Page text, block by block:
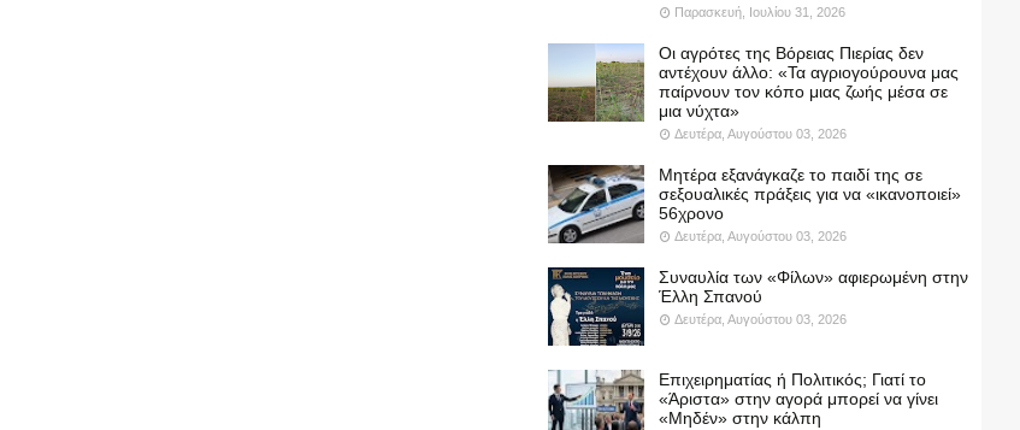
Παρασκευή, Ιουλίου 31, 2026
Οι αγρότες της Βόρειας Πιερίας δεν
αντέχουν άλλο: «Τα αγριογούρουνα μας
παίρνουν τον κόπο μιας ζωής μέσα σε
μια νύχτα»
Δευτέρα, Αυγούστου 03, 2026
Μητέρα εξανάγκαζε το παιδί της σε
σεξουαλικές πράξεις για να «ικανοποιεί»
56χρονο
Δευτέρα, Αυγούστου 03, 2026
Συναυλία των «Φίλων» αφιερωμένη στην
Έλλη Σπανού
Δευτέρα, Αυγούστου 03, 2026
Επιχειρηματίας ή Πολιτικός; Γιατί το
«Άριστα» στην αγορά μπορεί να γίνει
«Μηδέν» στην κάλπη